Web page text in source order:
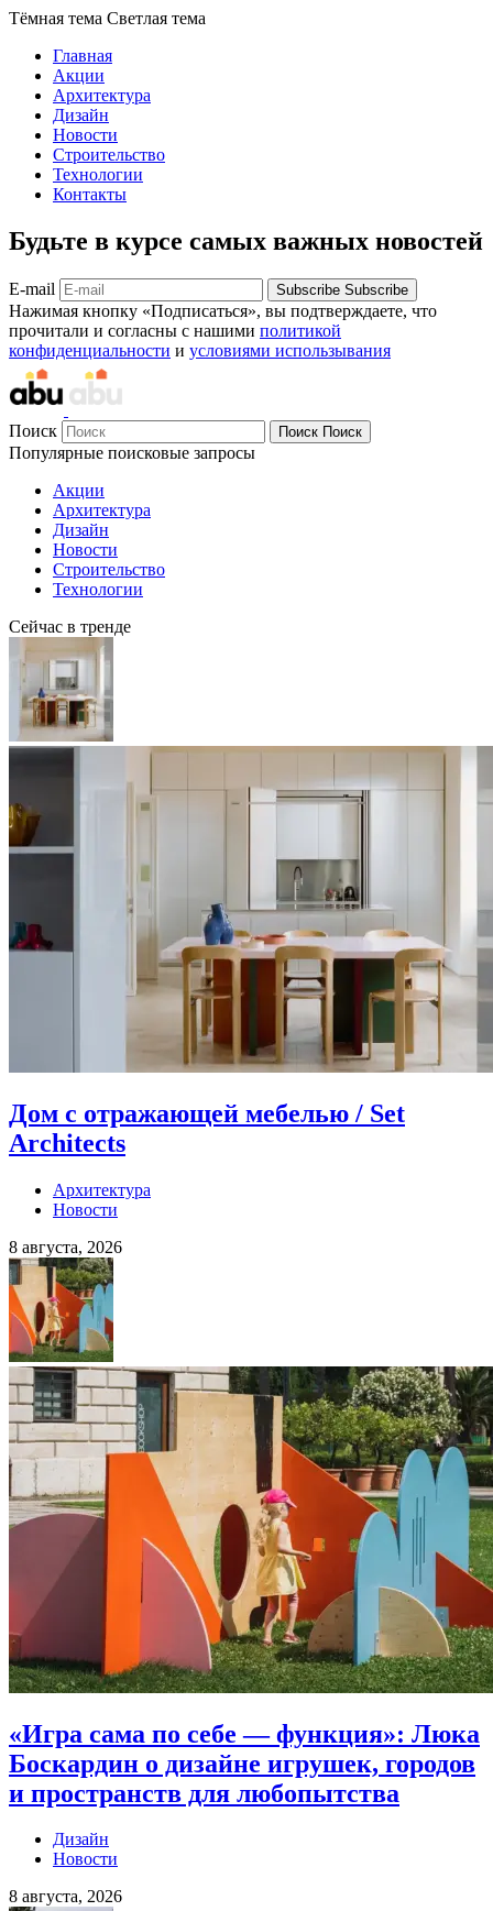
Тёмная тема Светлая тема
Главная
Акции
Архитектура
Дизайн
Новости
Строительство
Технологии
Контакты
Будьте в курсе самых важных новостей
E-mail Subscribe Subscribe
Нажимая кнопку «Подписаться», вы подтверждаете, что
прочитали и согласны с нашими политикой
конфиденциальности и условиями использывания
Поиск Поиск Поиск
Популярные поисковые запросы
Акции
Архитектура
Дизайн
Новости
Строительство
Технологии
Сейчас в тренде
Дом с отражающей мебелью / Set
Architects
Архитектура
Новости
8 августа, 2026
«Игра сама по себе — функция»: Люка
Боскардин о дизайне игрушек, городов
и пространств для любопытства
Дизайн
Новости
8 августа, 2026